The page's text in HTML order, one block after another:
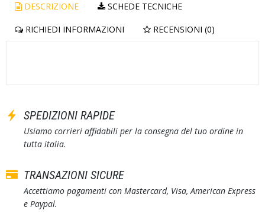
DESCRIZIONE SCHEDE TECNICHE
RICHIEDI INFORMAZIONI RECENSIONI (0)
SPEDIZIONI RAPIDE
Usiamo corrieri affidabili per la consegna del tuo ordine in
tutta italia.
TRANSAZIONI SICURE
Accettiamo pagamenti con Mastercard, Visa, American Express
e Paypal.